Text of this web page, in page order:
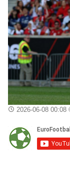
2026-06-08 00:08